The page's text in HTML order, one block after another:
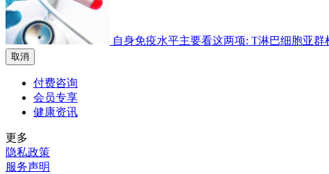
自身免疫水平主要看这两项: T淋巴细胞亚
取消
付费咨询
会员专享
健康资讯
更多
隐私政策
服务声明